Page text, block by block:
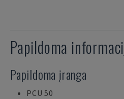
Papildoma
Papildoma įranga
PCU 50